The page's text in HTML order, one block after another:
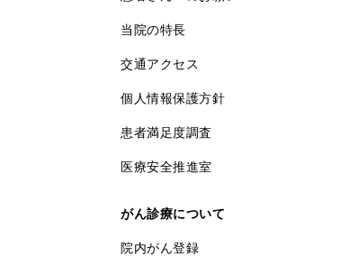
当院の特長
交通アクセス
個人情報保護方針
患者満足度調査
医療安全推進室
がん診療について
院内がん登録